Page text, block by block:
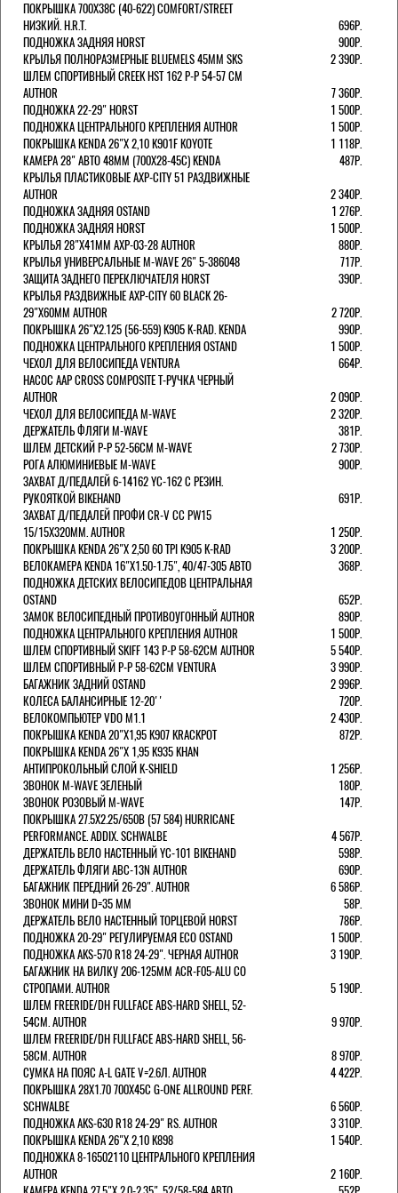
ПОКРЫШКА 700X38С (40-622) COMFORT/STREET
НИЗКИЙ. H.R.T.
696Р.
ПОДНОЖКА ЗАДНЯЯ HORST
900Р.
КРЫЛЬЯ ПОЛНОРАЗМЕРНЫЕ BLUEMELS 45MM SKS
2 390Р.
ШЛЕМ СПОРТИВНЫЙ CREEK HST 162 Р-Р 54-57 СМ
AUTHOR
7 360Р.
ПОДНОЖКА 22-29" HORST
1 500Р.
ПОДНОЖКА ЦЕНТРАЛЬНОГО КРЕПЛЕНИЯ AUTHOR
1 500Р.
ПОКРЫШКА KENDA 26"Х 2,10 K901F KOYOTE
1 118Р.
КАМЕРА 28" АВТО 48ММ (700Х28-45С) KENDA
487Р.
КРЫЛЬЯ ПЛАСТИКОВЫЕ AXP-CITY 51 РАЗДВИЖНЫЕ
AUTHOR
2 340Р.
ПОДНОЖКА ЗАДНЯЯ OSTAND
1 276Р.
ПОДНОЖКА ЗАДНЯЯ HORST
1 500Р.
КРЫЛЬЯ 28"Х41ММ AXP-03-28 AUTHOR
880Р.
КРЫЛЬЯ УНИВЕРСАЛЬНЫЕ M-WAVE 26" 5-386048
717Р.
ЗАЩИТА ЗАДНЕГО ПЕРЕКЛЮЧАТЕЛЯ HORST
390Р.
КРЫЛЬЯ РАЗДВИЖНЫЕ AXP-CITY 60 BLACK 26-
29"Х60ММ AUTHOR
2 720Р.
ПОКРЫШКА 26"Х2.125 (56-559) K905 K-RAD. KENDA
990Р.
ПОДНОЖКА ЦЕНТРАЛЬНОГО КРЕПЛЕНИЯ OSTAND
1 500Р.
ЧЕХОЛ ДЛЯ ВЕЛОСИПЕДА VENTURA
664Р.
НАСОС AAP CROSS COMPOSITE Т-РУЧКА ЧЕРНЫЙ
AUTHOR
2 090Р.
ЧЕХОЛ ДЛЯ ВЕЛОСИПЕДА M-WAVE
2 320Р.
ДЕРЖАТЕЛЬ ФЛЯГИ M-WAVE
381Р.
ШЛЕМ ДЕТСКИЙ Р-Р 52-56СМ M-WAVE
2 730Р.
РОГА АЛЮМИНИЕВЫЕ M-WAVE
900Р.
ЗАХВАТ Д/ПЕДАЛЕЙ 6-14162 YC-162 С РЕЗИН.
РУКОЯТКОЙ BIKEHAND
691Р.
ЗАХВАТ Д/ПЕДАЛЕЙ ПРОФИ CR-V CC PW15
15/15X320ММ. AUTHOR
1 250Р.
ПОКРЫШКА KENDA 26"Х 2,50 60 TPI K905 K-RAD
3 200Р.
ВЕЛОКАМЕРА KENDA 16"Х1.50-1.75", 40/47-305 АВТО
368Р.
ПОДНОЖКА ДЕТСКИХ ВЕЛОСИПЕДОВ ЦЕНТРАЛЬНАЯ
OSTAND
652Р.
ЗАМОК ВЕЛОСИПЕДНЫЙ ПРОТИВОУГОННЫЙ AUTHOR
890Р.
ПОДНОЖКА ЦЕНТРАЛЬНОГО КРЕПЛЕНИЯ AUTHOR
1 500Р.
ШЛЕМ СПОРТИВНЫЙ SKIFF 143 Р-Р 58-62СМ AUTHOR
5 540Р.
ШЛЕМ СПОРТИВНЫЙ Р-Р 58-62СМ VENTURA
3 990Р.
БАГАЖНИК ЗАДНИЙ OSTAND
2 996Р.
КОЛЕСА БАЛАНСИРНЫЕ 12-20''
720Р.
ВЕЛОКОМПЬЮТЕР VDO M1.1
2 430Р.
ПОКРЫШКА KENDA 20"Х1,95 K907 KRACKPOT
872Р.
ПОКРЫШКА KENDA 26"Х 1,95 K935 KHAN
АНТИПРОКОЛЬНЫЙ СЛОЙ K-SHIELD
1 256Р.
ЗВОНОК M-WAVE ЗЕЛЕНЫЙ
180Р.
ЗВОНОК РОЗОВЫЙ M-WAVE
147Р.
ПОКРЫШКА 27.5X2.25/650B (57 584) HURRICANE
PERFORMANCE. ADDIX. SCHWALBE
4 567Р.
ДЕРЖАТЕЛЬ ВЕЛО НАСТЕННЫЙ YC-101 BIKEHAND
598Р.
ДЕРЖАТЕЛЬ ФЛЯГИ ABC-13N AUTHOR
690Р.
БАГАЖНИК ПЕРЕДНИЙ 26-29". AUTHOR
6 586Р.
ЗВОНОК МИНИ D=35 ММ
58Р.
ДЕРЖАТЕЛЬ ВЕЛО НАСТЕННЫЙ ТОРЦЕВОЙ HORST
786Р.
ПОДНОЖКА 20-29" РЕГУЛИРУЕМАЯ ECO OSTAND
1 500Р.
ПОДНОЖКА AKS-570 R18 24-29". ЧЕРНАЯ AUTHOR
3 190Р.
БАГАЖНИК НА ВИЛКУ 206-125ММ ACR-F05-ALU СО
СТРОПАМИ. AUTHOR
5 190Р.
ШЛЕМ FREERIDE/DH FULLFACE ABS-HARD SHELL, 52-
54СМ. AUTHOR
9 970Р.
ШЛЕМ FREERIDE/DH FULLFACE ABS-HARD SHELL, 56-
58СМ. AUTHOR
8 970Р.
СУМКА НА ПОЯС A-L GATE V=2.6Л. AUTHOR
4 422Р.
ПОКРЫШКА 28X1.70 700X45C G-ONE ALLROUND PERF.
SCHWALBE
6 560Р.
ПОДНОЖКА AKS-630 R18 24-29" RS. AUTHOR
3 310Р.
ПОКРЫШКА KENDA 26"Х 2,10 K898
1 540Р.
ПОДНОЖКА 8-16502110 ЦЕНТРАЛЬНОГО КРЕПЛЕНИЯ
AUTHOR
2 160Р.